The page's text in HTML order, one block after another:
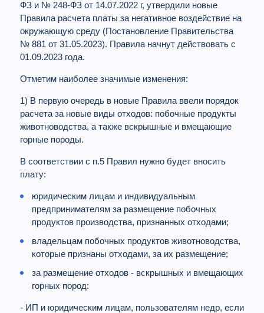
ФЗ и № 248-ФЗ от 14.07.2022 г, утвердили новые
Правила расчета платы за негативное воздействие на
окружающую среду (Постановление Правительства
№ 881 от 31.05.2023). Правила начнут действовать с
01.09.2023 года.
Отметим наиболее значимые изменения:
1) В первую очередь в новые Правила ввели порядок
расчета за новые виды отходов: побочные продукты
животноводства, а также вскрышные и вмещающие
горные породы.
В соответствии с п.5 Правил нужно будет вносить
плату:
юридическим лицам и индивидуальным
предпринимателям за размещение побочных
продуктов производства, признанных отходами;
владельцам побочных продуктов животноводства,
которые признаны отходами, за их размещение;
за размещение отходов - вскрышных и вмещающих
горных пород:
- ИП и юридическим лицам, пользователям недр, если